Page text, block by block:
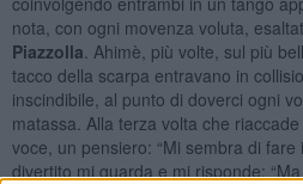
nota, con ogni movenza voluta,
Piazzolla . Ahimè, più volte, sul più
tacco della scarpa entravano in
inscindibile, al punto di doverci ogni
matassa. Alla terza volta che
voce, un pensiero: “Mi sembra di
divertito mi guarda e mi risponde: